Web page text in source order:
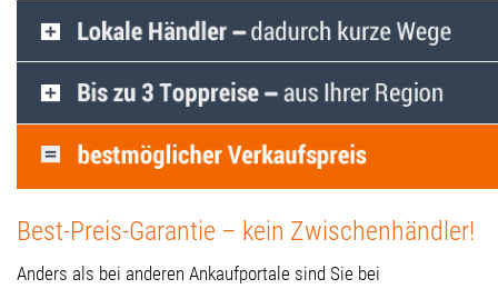
Best-Preis-Garantie – kein Zwischenhändler!
Anders als bei anderen Ankaufportale sind Sie bei